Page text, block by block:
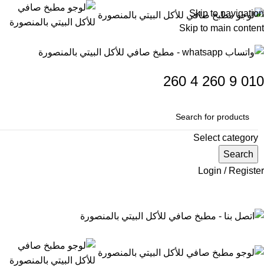
Skip to navigation
Skip to main content
010
9
4
Select category
Search
Login / Register